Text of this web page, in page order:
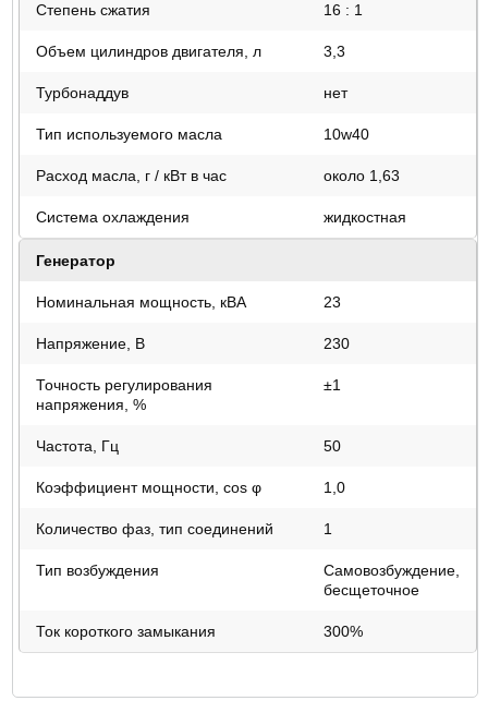
Степень сжатия 16 : 1
Объем цилиндров двигателя, л 3,3
Турбонаддув нет
Тип используемого масла 10w40
Расход масла, г / кВт в час около 1,63
Система охлаждения жидкостная
Генератор
Номинальная мощность, кВА 23
Напряжение, В 230
Точность регулирования
напряжения, %
±1
Частота, Гц 50
Коэффициент мощности, cos φ 1,0
Количество фаз, тип соединений 1
Тип возбуждения
Самовозбуждение,
бесщеточное
Ток короткого замыкания 300%